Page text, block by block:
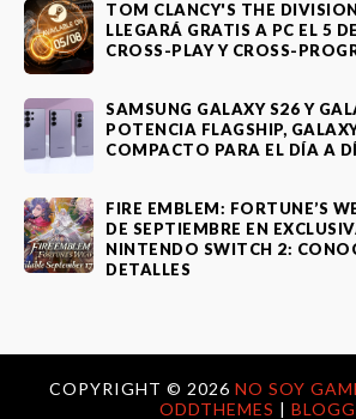
TOM CLANCY'S THE
LLEGARÁ GRATIS A PC EL 5
CROSS-PLAY Y CROSS-
SAMSUNG GALAXY S26 Y
POTENCIA FLAGSHIP,
COMPACTO PARA EL DÍA A
FIRE EMBLEM: FORTUNE’S
DE SEPTIEMBRE EN
NINTENDO SWITCH 2:
DETALLES
COPYRIGHT © 2026 NO SOY
ODDTHEMES |